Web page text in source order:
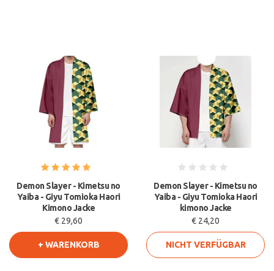
Demon Slayer - Kimetsu no
Yaiba - Giyu Tomioka Haori
Kimono Jacke
€ 29,60
+ WARENKORB
Demon Slayer - Kimetsu no
Yaiba - Giyu Tomioka Haori
kimono Jacke
€ 24,20
NICHT VERFÜGBAR